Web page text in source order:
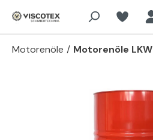
Zum Hauptinhalt springen
Motorenöle / Motorenöle LKW
Bildergalerie überspringen